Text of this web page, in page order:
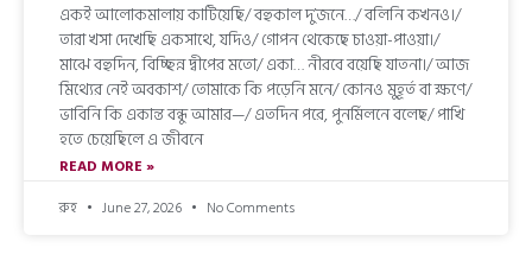
একই আলোকমালায় কাটিয়েছি/ বহুকাল দু’জনে…/ বলিনি কখনও।/
তারা খসা দেখেছি একসাথে, যদিও/ গোপন থেকেছে চাওয়া-পাওয়া।/
মাঝে বহুদিন, বিচ্ছিন্ন দ্বীপের মতো/ একা… নীরবে বয়েছি যাতনা।/ আজ
মিথ্যের নেই অবকাশ/ তোমাকে কি পড়েনি মনে/ কোনও মুহূর্ত বা ক্ষণে/
ভাবিনি কি একান্ত বন্ধু আমার—/ এতদিন পরে, পুনর্মিলনে বলেছ/ পাখি
হতে চেয়েছিলে এ জীবনে
READ MORE »
রুহ
June 27, 2026 No Comments